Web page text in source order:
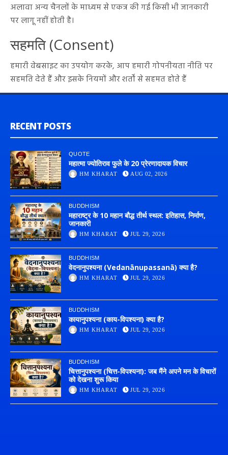
अलावा अन्य चैनलों के माध्यम से एकत्र की गई किसी भी जानकारी
पर लागू नहीं होती है।
सहमति (Consent)
हमारी वेबसाइट का उपयोग करके, आप हमारी गोपनीयता नीति पर
सहमति देते हैं और इसके नियमों और शर्तों से सहमत होते हैं
RECENT POSTS
QUOTE
महात्मा ज्योतिराव फुले के 20 प्रेरणादायक विचार
HM KHARAT AUG 02, 2026
BUDDHISM
महाराष्ट्र के 10 महान बौद्ध तीर्थ स्थल: इतिहास, निर्माण,
जानकारी
HM KHARAT JUL 29, 2026
BUDDHISM
वेदनानुपश्यना (Vedanānupassanā) क्या है?
HM KHARAT JUL 29, 2026
BUDDHISM
कायानुपश्यना (काय-विपश्यना) क्या है?
HM KHARAT JUL 29, 2026
BUDDHISM
चित्तानुपश्यना (चित्त-विपश्यना): जब मैंने अपने मन के विचारों
को देखना शुरू किया
HM KHARAT JUL 29, 2026